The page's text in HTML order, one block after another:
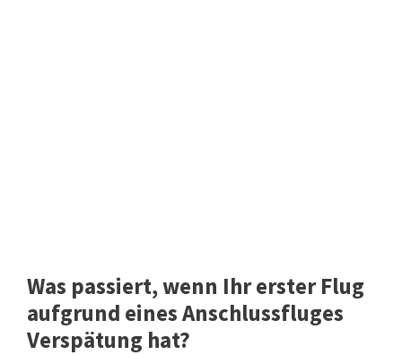
Was passiert, wenn Ihr erster Flug
aufgrund eines Anschlussfluges
Verspätung hat?